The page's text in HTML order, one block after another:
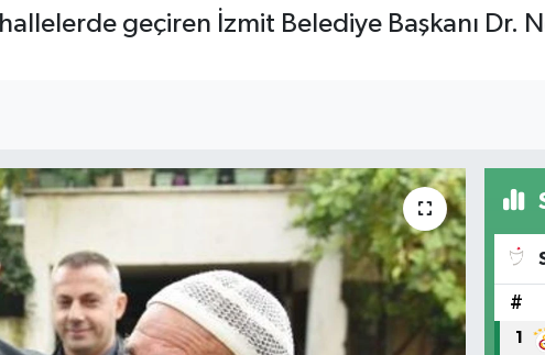
geçiren İzmit Belediye Başkanı Dr.
#
1